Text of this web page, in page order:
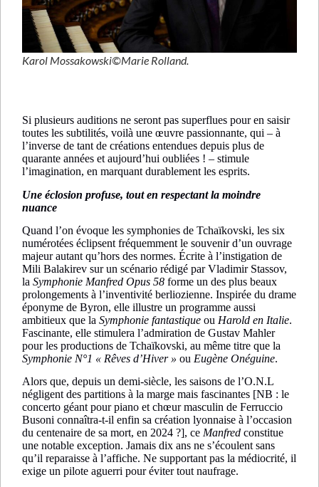
Karol Mossakowski©Marie Rolland.
Si plusieurs auditions ne seront pas superflues pour en saisir
toutes les subtilités, voilà une œuvre passionnante, qui – à
l’inverse de tant de créations entendues depuis plus de
quarante années et aujourd’hui oubliées ! – stimule
l’imagination, en marquant durablement les esprits.
Une éclosion profuse, tout en respectant la moindre
nuance
Quand l’on évoque les symphonies de Tchaïkovski, les six
numérotées éclipsent fréquemment le souvenir d’un ouvrage
majeur autant qu’hors des normes. Écrite à l’instigation de
Mili Balakirev sur un scénario rédigé par Vladimir Stassov,
la Symphonie Manfred Opus 58 forme un des plus beaux
prolongements à l’inventivité berliozienne. Inspirée du drame
éponyme de Byron, elle illustre un programme aussi
ambitieux que la Symphonie fantastique ou Harold en Italie.
Fascinante, elle stimulera l’admiration de Gustav Mahler
pour les productions de Tchaïkovski, au même titre que la
Symphonie N°1 « Rêves d’Hiver » ou Eugène Onéguine.
Alors que, depuis un demi-siècle, les saisons de l’O.N.L
négligent des partitions à la marge mais fascinantes [NB : le
concerto géant pour piano et chœur masculin de Ferruccio
Busoni connaîtra-t-il enfin sa création lyonnaise à l’occasion
du centenaire de sa mort, en 2024 ?], ce Manfred constitue
une notable exception. Jamais dix ans ne s’écoulent sans
qu’il reparaisse à l’affiche. Ne supportant pas la médiocrité, il
exige un pilote aguerri pour éviter tout naufrage.